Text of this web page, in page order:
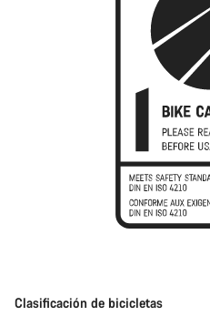
Clasificación de bicicletas